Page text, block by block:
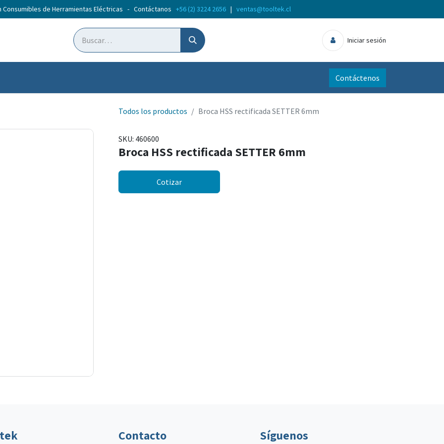
Consumibles de Herramientas Eléctricas - Contáctanos +56 (2) 3224 2656 | ventas@tooltek.cl
Iniciar sesión
Contáctenos
Todos los productos Broca HSS rectificada SETTER 6mm
SKU: 460600
Broca HSS rectificada SETTER 6mm
Cotizar
Contacto Síguenos